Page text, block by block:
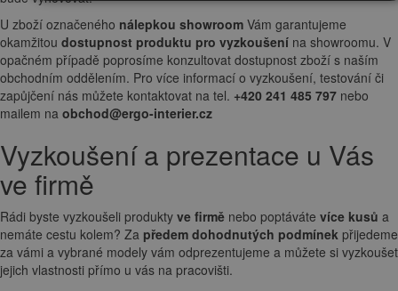
U zboží označeného nálepkou showroom Vám garantujeme
okamžitou dostupnost produktu pro vyzkoušení na showroomu. V
opačném případě poprosíme konzultovat dostupnost zboží s naším
obchodním oddělením. Pro více informací o vyzkoušení, testování či
zapůjčení nás můžete kontaktovat na tel. +420 241 485 797 nebo
mailem na obchod@ergo-interier.cz
Vyzkoušení a prezentace u Vás
ve firmě
Rádi byste vyzkoušeli produkty ve firmě nebo poptáváte více kusů a
nemáte cestu kolem? Za předem dohodnutých podmínek přijedeme
za vámi a vybrané modely vám odprezentujeme a můžete si vyzkoušet
jejich vlastnosti přímo u vás na pracovišti.